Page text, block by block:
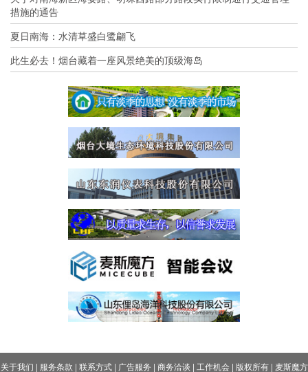
措施的通告
夏日南海：水清草盛白鹭翩飞
此生必去！烟台藏着一座风景绝美的顶级海岛
关于我们 | 服务条款 | 联系方式| 广告服务 | 商务洽谈 | 工作机会| 版权所有| 麦斯魔方